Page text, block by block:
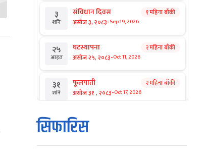
३
शनि
संविधान दिवस
असोज ३, २०८३-Sep 19, 2026
१ महिना बाँकी
२५
आइत
घटस्थापना
असोज २५, २०८३-Oct 11, 2026
२ महिना बाँकी
३१
शनि
फूलपाती
असोज ३१ , २०८३-Oct 17, 2026
२ महिना बाँकी
१
आइत
कार्तिक सङ्क्रान्ति
कार्तिक १, २०८३
सिफारिस